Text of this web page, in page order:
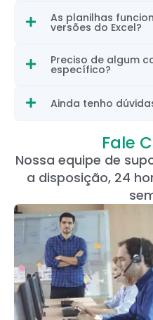
As planilhas
versões do Excel?
Preciso de algum
específico?
Ainda tenho
Fale
Nossa equipe de
a disposição, 24